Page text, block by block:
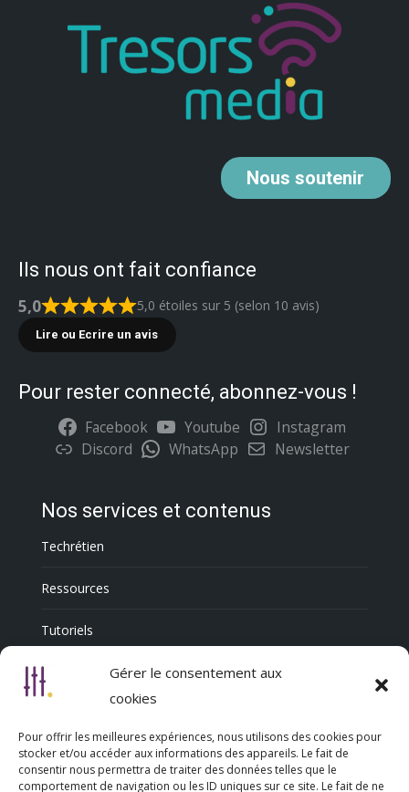
Gérer le consentement aux
cookies
Pour offrir les meilleures expériences, nous utilisons des cookies pour
stocker et/ou accéder aux informations des appareils. Le fait de
consentir nous permettra de traiter des données telles que le
comportement de navigation ou les ID uniques sur ce site. Le fait de ne
Noussoutenir
Ils nous ont fait confiance
5,0 5,0 étoiles sur 5 (selon 10 avis)
Lire ou Ecrire un avis
Pour rester connecté, abonnez-vous !
Facebook Youtube
Instagram
Discord
WhatsApp Newsletter
Nos services et contenus
Techrétien
Ressources
Tutoriels
Annuaire Professionnel
Nous découvrir
Qui sommes-nous